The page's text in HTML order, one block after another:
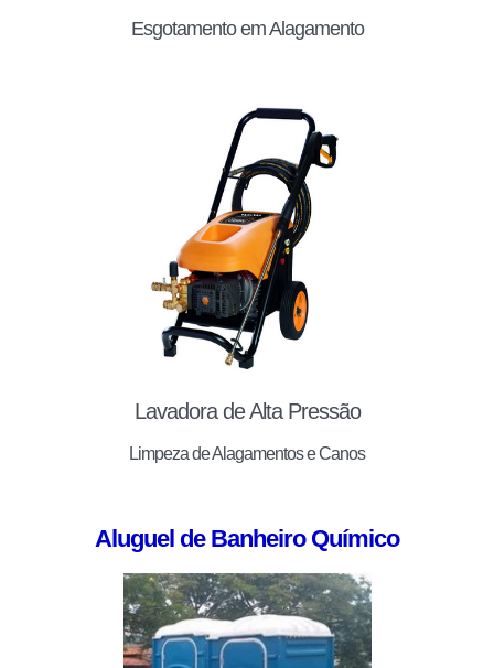
Esgotamento em Alagamento
Lavadora de Alta Pressão
Limpeza de Alagamentos e Canos
Aluguel de Banheiro Químico